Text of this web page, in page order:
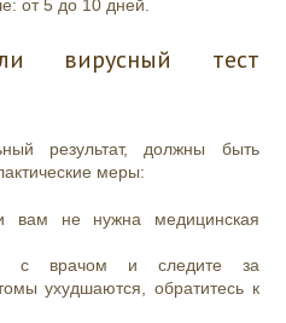
от 5 до 10 дней.
вирусный тест
результат, должны быть
меры:
вам не нужна медицинская
с врачом и следите за
ухудшаются, обратитесь к